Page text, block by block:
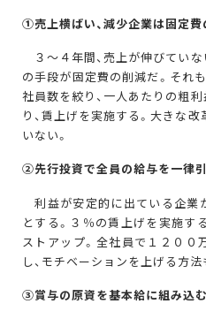
①売上横ばい、減少企業は固定
３〜４年間、売上が伸びてい
の手段が固定費の削減だ。それ
社員数を絞り、一人あたりの粗
り、賃上げを実施する。大きな
いない。
②先行投資で全員の給与を一律
利益が安定的に出ている企業
とする。３％の賃上げを実施す
ストアップ。全社員で１２００
し、モチベーションを上げる方法
③賞与の原資を基本給に組み込む